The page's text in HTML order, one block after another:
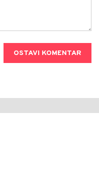
OSTAVI KOMENTAR